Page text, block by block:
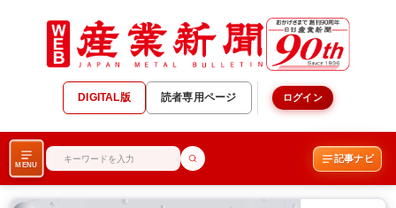
DIGITAL版 読者専用ページ ログイン
MENU
記事ナビ